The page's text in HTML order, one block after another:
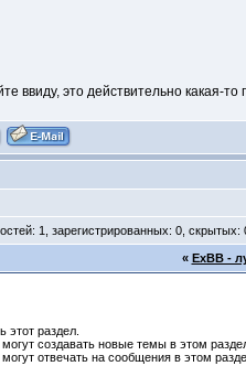
ввиду, это действительно какая-то
1, зарегистрированных: 0, скрытых:
« ExBB -
этот раздел.
создавать новые темы в этом
отвечать на сообщения в этом